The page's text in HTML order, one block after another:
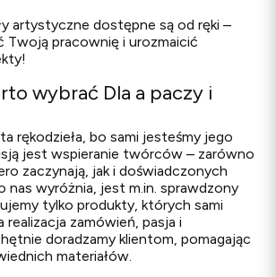
artystyczne dostępne są od ręki –
Twoją pracownię i urozmaicić
wybrać Dla a paczy i
rękodzieła, bo sami jesteśmy jego
jest wspieranie twórców – zarówno
zaczynają, jak i doświadczonych
nas wyróżnia, jest m.in. sprawdzony
tylko produkty, których sami
realizacja zamówień, pasja i
doradzamy klientom, pomagając
materiałów.